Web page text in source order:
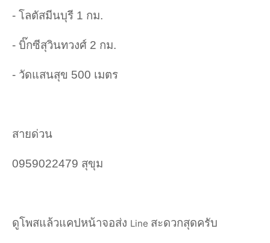
- โลตัสมีนบุรี 1 กม.
- บิ๊กซีสุวินทวงศ์ 2 กม.
- วัดแสนสุข 500 เมตร
สายด่วน
0959022479 สุขุม
ดูโพสแล้วแคปหน้าจอส่ง Line สะดวกสุดครับ